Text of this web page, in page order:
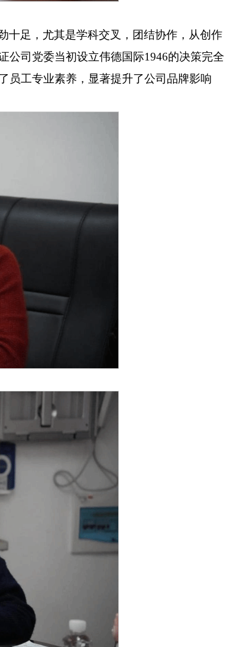
十足，尤其是学科交叉，团结协作，从创作
公司党委当初设立伟德国际1946的决策完全
员工专业素养，显著提升了公司品牌影响